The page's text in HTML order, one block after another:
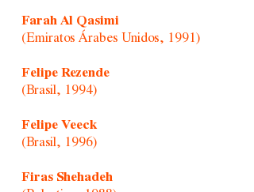
Farah Al Qasimi
(Emiratos Árabes Unidos, 1991)
Felipe Rezende
(Brasil, 1994)
Felipe Veeck
(Brasil, 1996)
Firas Shehadeh